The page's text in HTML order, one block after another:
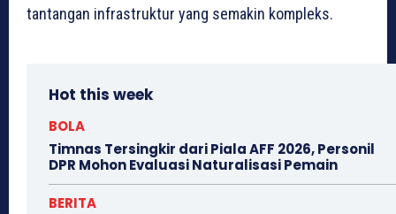
tantangan infrastruktur yang semakin kompleks.
Hot this week
BOLA
Timnas Tersingkir dari Piala AFF 2026, Personil
DPR Mohon Evaluasi Naturalisasi Pemain
BERITA